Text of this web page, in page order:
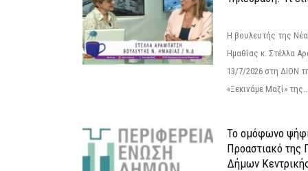
Η βουλευτής της
Ημαθίας κ. Στέλλα
13/7/2026 στη ΔΙΟΝ
«Ξεκινάμε Μαζί»
Το ομόφωνο
Προαστιακό της
Δήμων